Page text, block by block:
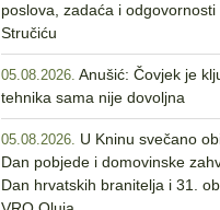
poslova, zadaća i odgovornosti
Stručiću
05.08.2026. Anušić: Čovjek je
tehnika sama nije dovoljna
05.08.2026. U Kninu svečano
Dan pobjede i domovinske
Dan hrvatskih branitelja i 31.